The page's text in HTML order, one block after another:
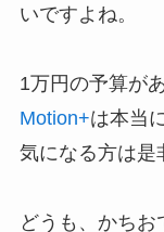
いですよね。
1万円の予算が
Motion+は本当
気になる方は是
どうも、かちお